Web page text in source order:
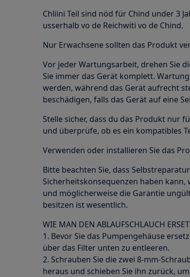
Chliini Teil sind nöd für Chind under 3
usserhalb vo de Reichwiti vo de Chind.
Nur Erwachsene sollten das Produkt
Vor jeder Wartungsarbeit, drehen Sie
Sie immer das Gerät komplett.
werden, während das Gerät aufrecht
beschädigen, falls das Gerät auf eine
Stelle sicher, dass du das Produkt nur
und überprüfe, ob es ein kompatibles
Verwenden oder installieren Sie das
Bitte beachten Sie, dass
Sicherheitskonsequenzen haben
und möglicherweise die Garantie
besitzen ist wesentlich.
WIE MAN DEN ABLAUFSCHLAUCH
1. Bevor Sie das Pumpengehäuse
über das Filter unten zu entleeren.
2. Schrauben Sie die zwei 8-mm-
heraus und schieben Sie ihn zurück,